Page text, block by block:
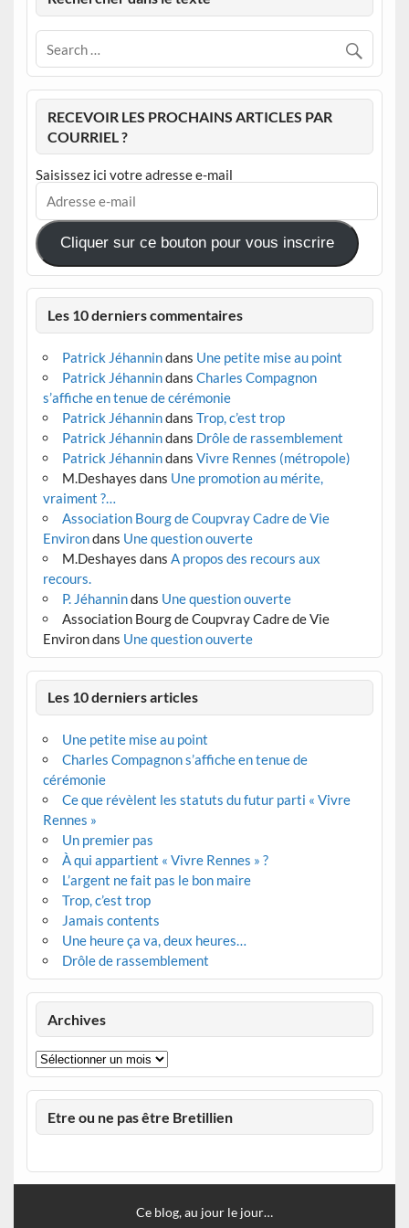
RECEVOIR LES PROCHAINS ARTICLES PAR
COURRIEL ?
Saisissez ici votre adresse e-mail
Adresse
mail
Cliquer sur ce bouton pour vous inscrire
Les 10 derniers commentaires
Patrick Jéhannindans Une petite mise au point
Patrick Jéhannindans Charles Compagnon
s’affiche en tenue de cérémonie
Patrick Jéhannindans Trop, c’est trop
Patrick Jéhannindans Drôle de rassemblement
Patrick Jéhannindans Vivre Rennes (métropole)
M.Deshayes dans Une promotion au mérite,
vraiment ?…
Association Bourg de Coupvray Cadre de Vie
Environdans Une question ouverte
M.Deshayes dans A propos des recours aux
recours.
P. Jéhannindans Une question ouverte
Association Bourg de Coupvray Cadre de Vie
Environdans Une question ouverte
Les 10 derniers articles
Une petite mise au point
Charles Compagnon s’affiche en tenue de
cérémonie
Ce que révèlent les statuts du futur parti « Vivre
Rennes »
Un premier pas
À qui appartient « Vivre Rennes » ?
L’argent ne fait pas le bon maire
Trop, c’est trop
Jamais contents
Une heure ça va, deux heures…
Drôle de rassemblement
Archives
Archives
Etre ou ne pas être Bretillien
Ce blog, au jour le jour…